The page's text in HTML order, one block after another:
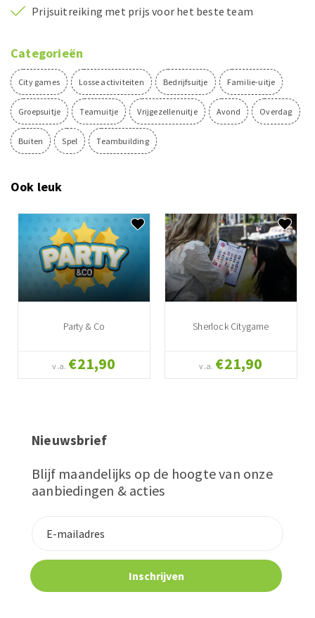
Prijsuitreiking met prijs voor het beste team
Categorieën
City games Losse activiteiten Bedrijfsuitje Familie-uitje
Groepsuitje Teamuitje Vrijgezellenuitje Avond Overdag
Buiten Spel Teambuilding
Ook leuk
Party & Co
v.a. €21,90
Sherlock Citygame
v.a. €21,90
Nieuwsbrief
Blijf maandelijks op de hoogte van onze
aanbiedingen & acties